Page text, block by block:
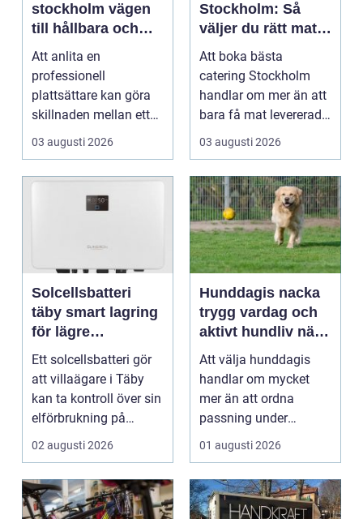
stockholm vägen
till hållbara och
vackra ytor
hemma
Att anlita en
professionell
plattsättare kan göra
skillnaden mellan ett
rum som bara fungerar
och et...
03 augusti 2026
Stockholm: Så
väljer du rätt mat
till ditt evenemang
Att boka bästa
catering Stockholm
handlar om mer än att
bara få mat levererad.
R&aum...
03 augusti 2026
Solcellsbatteri
täby smart lagring
för lägre
elkostnader året
runt
Ett solcellsbatteri gör
att villaägare i Täby
kan ta kontroll över sin
elförbrukning på
riktigt. Gen...
02 augusti 2026
Hunddagis nacka
trygg vardag och
aktivt hundliv nära
stan
Att välja hunddagis
handlar om mycket
mer än att ordna
passning under
arbetsdagen. För
många hundäga...
01 augusti 2026